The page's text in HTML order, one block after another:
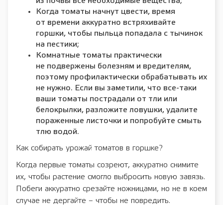
Когда томаты начнут цвести, время
от времени аккуратно встряхивайте
горшки, чтобы пыльца попадала с тычинок
на пестики;
Комнатные томаты практически
не подвержены болезням и вредителям,
поэтому профилактически обрабатывать их
не нужно. Если вы заметили, что все-таки
ваши томаты пострадали от тли или
белокрылки, разложите ловушки, удалите
пораженные листочки и попробуйте смыть
тлю водой.
Как собирать урожай томатов в горшке?
Когда первые томаты созреют, аккуратно снимите
их, чтобы растение смогло выбросить новую завязь.
Побеги аккуратно срезайте ножницами, но не в коем
случае не дергайте – чтобы не повредить.